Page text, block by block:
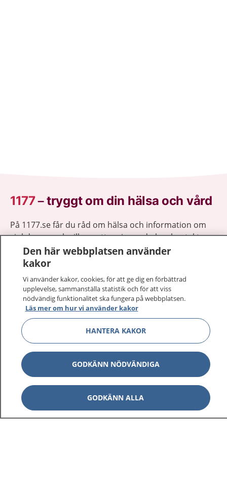
1177–tryggt om din hälsa och vård
På 1177.se får du råd om hälsa och information om
sjukdomar och vilka mottagningar du kan kontakta.
Logga in för att läsa din journal och göra dina
vårdärenden. Ring telefonnummer 1177 för
1177 ger dig råd när du vill må bättre.
1177 på flera språk Show
Show
Kontakt Show
Den här webbplatsen använder
kakor
Vi använder kakor, cookies, för att ge dig en förbättrad
upplevelse, sammanställa statistik och för att viss
nödvändig funktionalitet ska fungera på webbplatsen.
Läs mer om hur vi använder kakor
HANTERA KAKOR
GODKÄNN NÖDVÄNDIGA
GODKÄNN ALLA